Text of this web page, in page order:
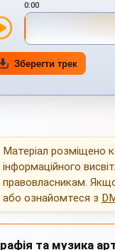
0:00
Зберегти трек
Матеріал розміщено
інформаційного
правовласникам.
або ознайомтеся з
та музика